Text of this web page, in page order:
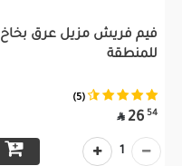
فيم فريش مزيل عرق بخاخ
للمنطقة
(5)
54
26

1